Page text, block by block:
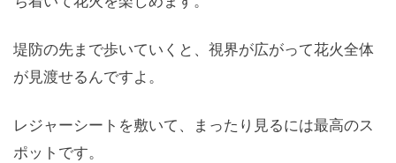
堤防の先まで歩いていくと、視界が広がって花火全体
が見渡せるんですよ。
レジャーシートを敷いて、まったり見るには最高のス
ポットです。